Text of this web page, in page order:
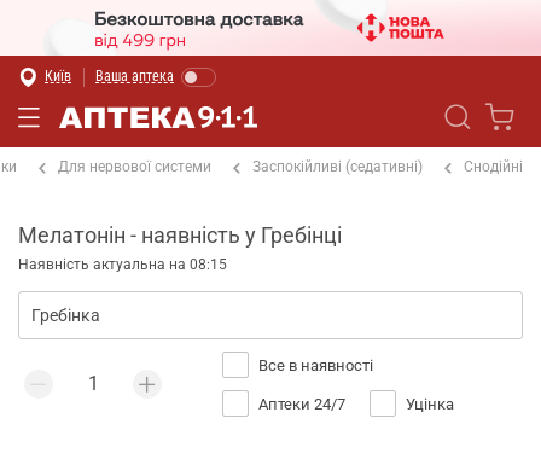
Київ Ваша аптека
Для нервової системи Заспокійливі (седативні) Снодійні
Мелатонін - наявність у Гребінці
Наявність актуальна на 08:15
Все в наявності
Аптеки 24/7 Уцінка